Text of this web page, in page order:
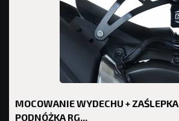
MOCOWANIE WYDECHU + ZAŚLEPKA
PODNÓŻKA RG...